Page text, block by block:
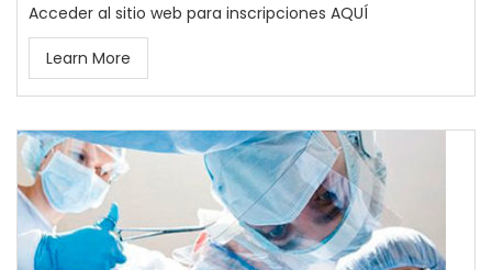
Acceder al sitio web para inscripciones AQUÍ
Learn More